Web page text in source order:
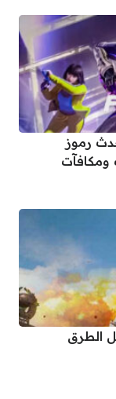
أحدث رموز
2026.. أفضل الطرق